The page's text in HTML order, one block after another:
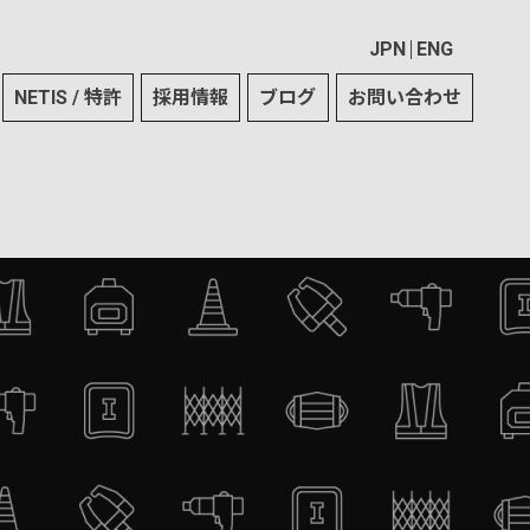
NETIS / 特許 採用情報 ブログ お問い合わせ
JPN ENG